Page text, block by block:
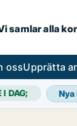
samlar alla
ossUpprätta
I DAG; Nya